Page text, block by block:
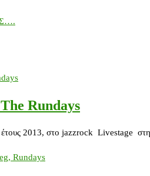
Rundays
2013, στο jazzrock Livestage